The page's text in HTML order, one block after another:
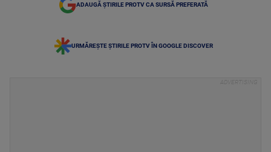
ADAUGĂ ȘTIRILE PROTV CA SURSĂ PREFERATĂ
URMĂREȘTE ȘTIRILE PROTV ÎN GOOGLE DISCOVER